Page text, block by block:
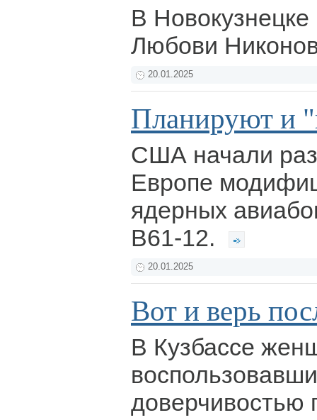
В
Любови
20.01.2025
Планируют и
США начали
Европе
ядерных
B61-12.
20.01.2025
Вот и верь
В Кузбассе
доверчивостью